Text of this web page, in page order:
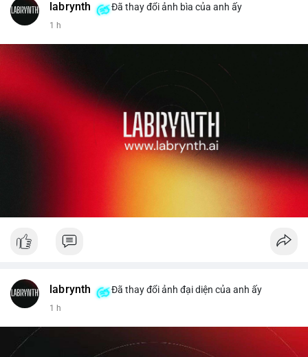
✅ Email: localpvashop@gmail.com
labrynth Đã thay đổi ảnh bìa của anh ấy
1 h
labrynth Đã thay đổi ảnh đại diện của anh ấy
1 h